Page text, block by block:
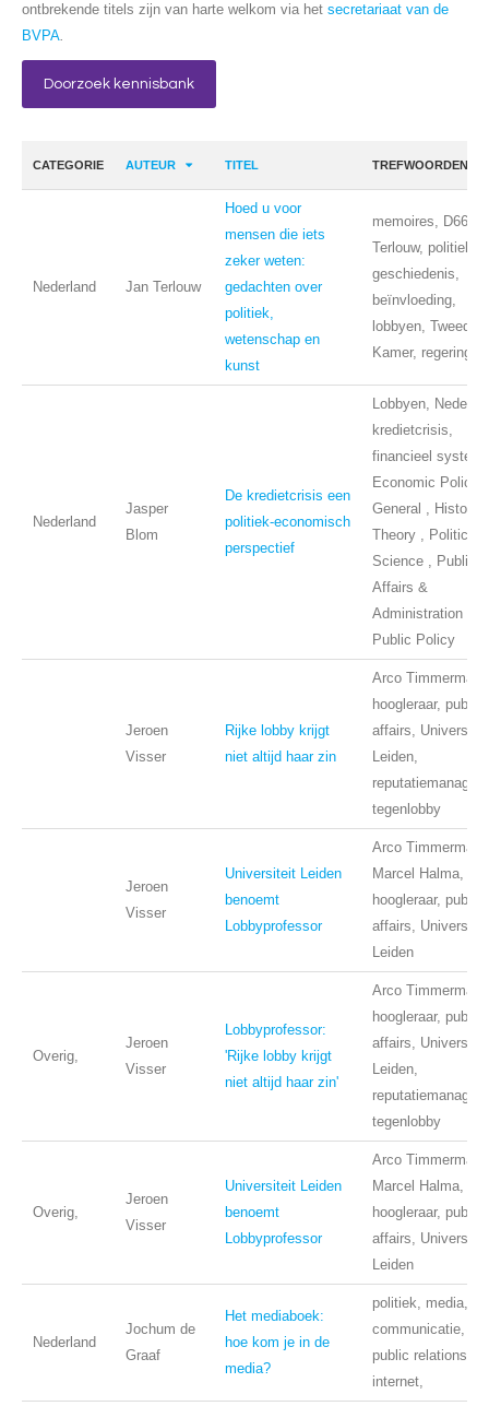
ontbrekende titels zijn van harte welkom via het secretariaat van de
BVPA.
Doorzoek kennisbank
CATEGORIE AUTEUR TITEL TREFWOORDEN
Nederland Jan Terlouw
Hoed u voor
mensen die iets
zeker weten:
gedachten over
politiek,
wetenschap en
kunst
memoires, D66,
Terlouw, politiek,
geschiedenis,
beïnvloeding,
lobbyen, Tweede
Kamer, regering
Nederland
Jasper
Blom
De kredietcrisis een
politiek-economisch
perspectief
Lobbyen,
kredietcrisis,
financieel
Economic Policy ,
General , History
Theory , Political
Science , Public
Affairs &
Administration ,
Public Policy
Jeroen
Visser
Rijke lobby krijgt
niet altijd haar zin
Arco
hoogleraar, public
affairs,
Leiden,
tegenlobby
Jeroen
Visser
Universiteit Leiden
benoemt
Lobbyprofessor
Arco
Marcel Halma,
hoogleraar, public
affairs,
Leiden
Overig,
Jeroen
Visser
Lobbyprofessor:
'Rijke lobby krijgt
niet altijd haar zin'
Arco
hoogleraar, public
affairs,
Leiden,
tegenlobby
Overig,
Jeroen
Visser
Universiteit Leiden
benoemt
Lobbyprofessor
Arco
Marcel Halma,
hoogleraar, public
affairs,
Leiden
Nederland
Jochum de
Graaf
Het mediaboek:
hoe kom je in de
media?
politiek, media,
communicatie,
public relations,
internet,